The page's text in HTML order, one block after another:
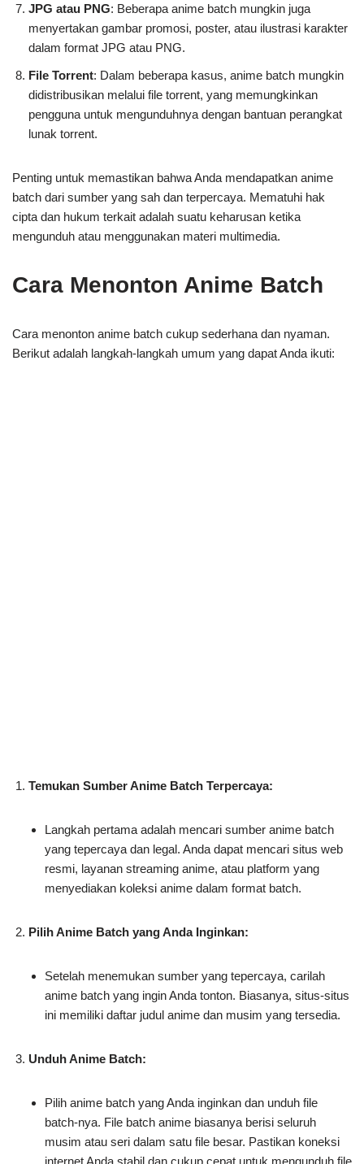
JPG atau PNG: Beberapa anime batch mungkin juga
menyertakan gambar promosi, poster, atau ilustrasi karakter
dalam format JPG atau PNG.
File Torrent: Dalam beberapa kasus, anime batch mungkin
didistribusikan melalui file torrent, yang memungkinkan
pengguna untuk mengunduhnya dengan bantuan perangkat
lunak torrent.
Penting untuk memastikan bahwa Anda mendapatkan anime
batch dari sumber yang sah dan terpercaya. Mematuhi hak
cipta dan hukum terkait adalah suatu keharusan ketika
mengunduh atau menggunakan materi multimedia.
Cara Menonton Anime Batch
Cara menonton anime batch cukup sederhana dan nyaman.
Berikut adalah langkah-langkah umum yang dapat Anda ikuti:
Temukan Sumber Anime Batch Terpercaya:
Langkah pertama adalah mencari sumber anime batch
yang tepercaya dan legal. Anda dapat mencari situs web
resmi, layanan streaming anime, atau platform yang
menyediakan koleksi anime dalam format batch.
Pilih Anime Batch yang Anda Inginkan:
Setelah menemukan sumber yang tepercaya, carilah
anime batch yang ingin Anda tonton. Biasanya, situs-situs
ini memiliki daftar judul anime dan musim yang tersedia.
Unduh Anime Batch:
Pilih anime batch yang Anda inginkan dan unduh file
batch-nya. File batch anime biasanya berisi seluruh
musim atau seri dalam satu file besar. Pastikan koneksi
internet Anda stabil dan cukup cepat untuk mengunduh file